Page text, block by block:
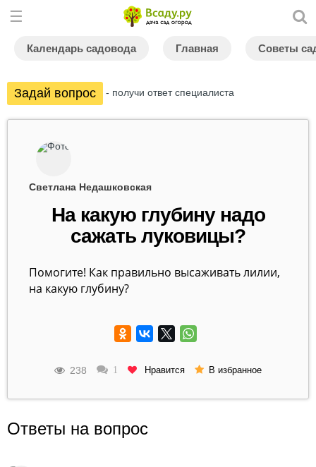
Календарь садовода Главная Советы
Задай вопрос - получи ответ специалиста
Светлана Недашковская
На какую глубину надо
сажать луковицы?
Помогите! Как правильно высаживать лилии,
на какую глубину?
238 1 Нравится В избранное
Ответы на вопрос